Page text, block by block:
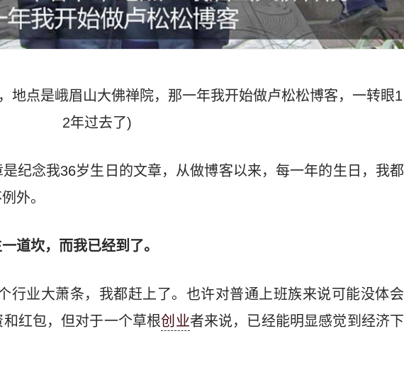
地点是峨眉山大佛禅院，那一年我开始做卢松松博客，一转眼1
2年过去了)
纪念我36岁生日的文章，从做博客以来，每一年的生日，我都
外。
道坎，而我已经到了。
行业大萧条，我都赶上了。也许对普通上班族来说可能没体会
红包，但对于一个草根创业者来说，已经能明显感觉到经济下